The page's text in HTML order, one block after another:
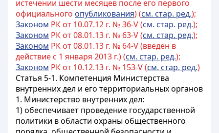
истечении шести месяцев после его первого
официального опубликования) (см. стар. ред.);
Законом РК от 10.07.12 г. № 36-V (см. стар. ред.);
Законом РК от 08.01.13 г. № 63-V (см. стар. ред.);
Законом РК от 08.01.13 г. № 64-V (введен в
действие с 1 января 2013 г.) (см. стар. ред.);
Законом РК от 10.12.13 г. № 153-V (см. стар. ред.)
Статья 5-1. Компетенция Министерства
внутренних дел и его территориальных органов
1. Министерство внутренних дел:
1) обеспечивает проведение государственной
политики в области охраны общественного